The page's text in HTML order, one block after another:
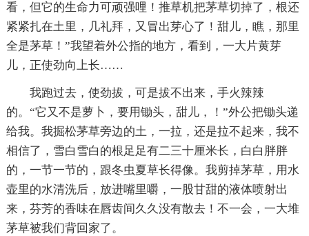
看，但它的生命力可顽强哩！推草机把茅草切掉了，根还
紧紧扎在土里，几礼拜，又冒出芽心了！甜儿，瞧，那里
全是茅草！”我望着外公指的地方，看到，一大片黄芽
儿，正使劲向上长……
我跑过去，使劲拔，可是拔不出来，手火辣辣
的。“它又不是萝卜，要用锄头，甜儿，！”外公把锄头递
给我。我掘松茅草旁边的土，一拉，还是拉不起来，我不
相信了，雪白雪白的根足足有二三十厘米长，白白胖胖
的，一节一节的，跟冬虫夏草长得像。我剪掉茅草，用水
壶里的水清洗后，放进嘴里嚼，一股甘甜的液体喷射出
来，芬芳的香味在唇齿间久久没有散去！不一会，一大堆
茅草被我们背回家了。